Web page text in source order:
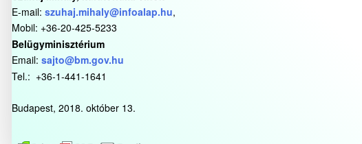
E-mail: szuhaj.mihaly@infoalap.hu,
Mobil: +36-20-425-5233
Belügyminisztérium
Email: sajto@bm.gov.hu
Tel.: +36-1-441-1641
Budapest, 2018. október 13.